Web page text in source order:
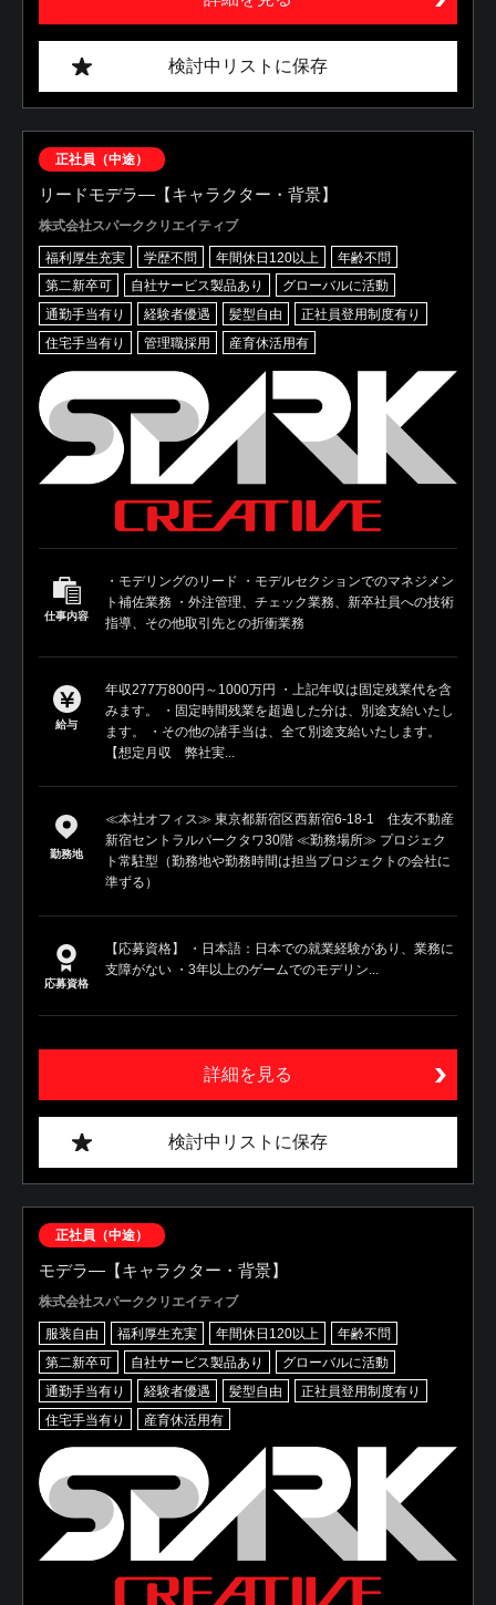
検討中リストに保存
正社員（中途）
リードモデラ―【キャラクター・背景】
株式会社スパーククリエイティブ
福利厚生充実 学歴不問 年間休日120以上
年齢不問
第二新卒可
自社サービス製品あり
グローバルに活動
通勤手当有り
経験者優遇 髪型自由
正社員登用制度有り
住宅手当有り
管理職採用 産育休活用有
仕事内容
・モデリングのリード ・モデルセクションでのマネジメン
ト補佐業務 ・外注管理、チェック業務、新卒社員への技術
指導、その他取引先との折衝業務
給与
年収277万800円～1000万円 ・上記年収は固定残業代を含
みます。 ・固定時間残業を超過した分は、別途支給いたし
ます。 ・その他の諸手当は、全て別途支給いたします。
【想定月収 弊社実...
勤務地
≪本社オフィス≫ 東京都新宿区西新宿6-18-1 住友不動産
新宿セントラルパークタワ30階 ≪勤務場所≫ プロジェク
ト常駐型（勤務地や勤務時間は担当プロジェクトの会社に
準ずる）
応募資格
【応募資格】 ・日本語：日本での就業経験があり、業務に
支障がない ・3年以上のゲームでのモデリン...
詳細を見る
検討中リストに保存
正社員（中途）
モデラ―【キャラクター・背景】
株式会社スパーククリエイティブ
服装自由 福利厚生充実 年間休日120以上
年齢不問
第二新卒可
自社サービス製品あり
グローバルに活動
通勤手当有り
経験者優遇 髪型自由
正社員登用制度有り
住宅手当有り
産育休活用有